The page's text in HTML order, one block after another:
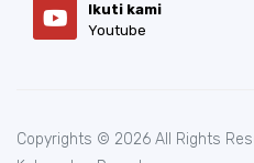
Ikuti kami
Youtube
Copyrights © 2026 All Rights